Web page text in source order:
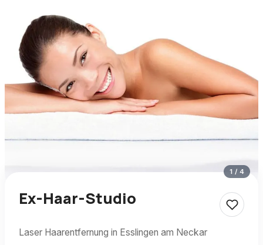
1 / 4
Ex-Haar-Studio
Laser Haarentfernung in Esslingen am Neckar